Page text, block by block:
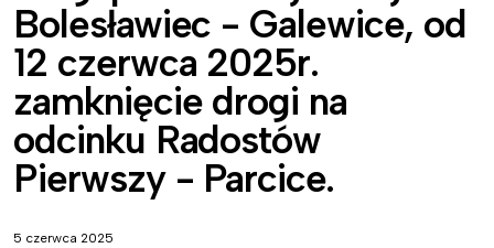
Bolesławiec - Galewice, od
12 czerwca 2025r.
zamknięcie drogi na
odcinku Radostów
Pierwszy - Parcice.
5 czerwca 2025